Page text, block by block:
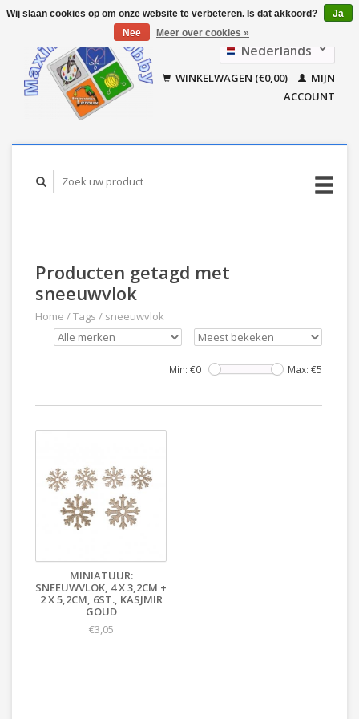
Nederlands
Français
WINKELWAGEN (€0,00)
MIJN
ACCOUNT
Producten getagd met
sneeuwvlok
Home /Tags / sneeuwvlok
Min: €0 Max: €5
MINIATUUR:
SNEEUWVLOK, 4 X 3,2CM +
2 X 5,2CM, 6ST., KASJMIR
GOUD
€3,05
Wij slaan cookies op om onze website te verbeteren. Is dat akkoord?
Ja
Nee
Meer over cookies »